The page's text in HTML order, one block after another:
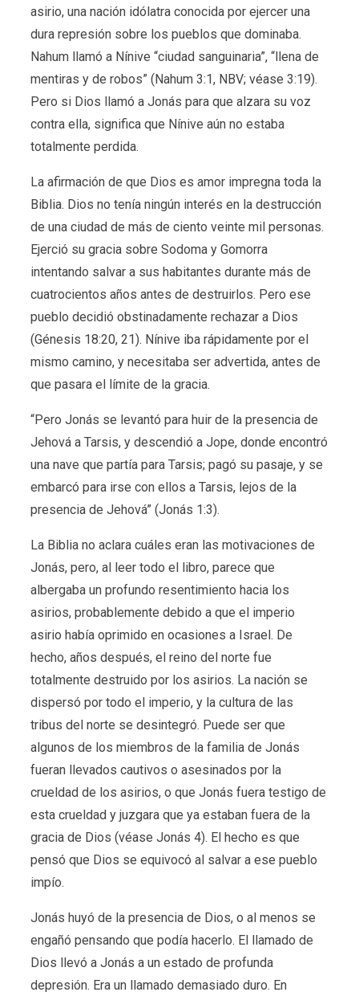
asirio, una nación idólatra conocida por ejercer una
dura represión sobre los pueblos que dominaba.
Nahum llamó a Nínive “ciudad sanguinaria”, “llena de
mentiras y de robos” (Nahum 3:1, NBV; véase 3:19).
Pero si Dios llamó a Jonás para que alzara su voz
contra ella, significa que Nínive aún no estaba
totalmente perdida.
La afirmación de que Dios es amor impregna toda la
Biblia. Dios no tenía ningún interés en la destrucción
de una ciudad de más de ciento veinte mil personas.
Ejerció su gracia sobre Sodoma y Gomorra
intentando salvar a sus habitantes durante más de
cuatrocientos años antes de destruirlos. Pero ese
pueblo decidió obstinadamente rechazar a Dios
(Génesis 18:20, 21). Nínive iba rápidamente por el
mismo camino, y necesitaba ser advertida, antes de
que pasara el límite de la gracia.
“Pero Jonás se levantó para huir de la presencia de
Jehová a Tarsis, y descendió a Jope, donde encontró
una nave que partía para Tarsis; pagó su pasaje, y se
embarcó para irse con ellos a Tarsis, lejos de la
presencia de Jehová” (Jonás 1:3).
La Biblia no aclara cuáles eran las motivaciones de
Jonás, pero, al leer todo el libro, parece que
albergaba un profundo resentimiento hacia los
asirios, probablemente debido a que el imperio
asirio había oprimido en ocasiones a Israel. De
hecho, años después, el reino del norte fue
totalmente destruido por los asirios. La nación se
dispersó por todo el imperio, y la cultura de las
tribus del norte se desintegró. Puede ser que
algunos de los miembros de la familia de Jonás
fueran llevados cautivos o asesinados por la
crueldad de los asirios, o que Jonás fuera testigo de
esta crueldad y juzgara que ya estaban fuera de la
gracia de Dios (véase Jonás 4). El hecho es que
pensó que Dios se equivocó al salvar a ese pueblo
impío.
Jonás huyó de la presencia de Dios, o al menos se
engañó pensando que podía hacerlo. El llamado de
Dios llevó a Jonás a un estado de profunda
depresión. Era un llamado demasiado duro. En